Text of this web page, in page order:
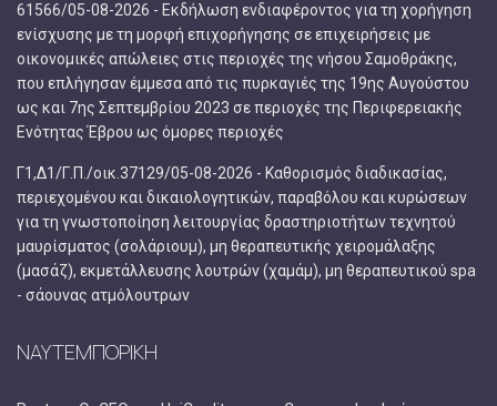
61566/05-08-2026 - Εκδήλωση ενδιαφέροντος για τη χορήγηση
ενίσχυσης με τη μορφή επιχορήγησης σε επιχειρήσεις με
οικονομικές απώλειες στις περιοχές της νήσου Σαμοθράκης,
που επλήγησαν έμμεσα από τις πυρκαγιές της 19ης Αυγούστου
ως και 7ης Σεπτεμβρίου 2023 σε περιοχές της Περιφερειακής
Ενότητας Έβρου ως όμορες περιοχές
Γ1,Δ1/Γ.Π./οικ.37129/05-08-2026 - Καθορισμός διαδικασίας,
περιεχομένου και δικαιολογητικών, παραβόλου και κυρώσεων
για τη γνωστοποίηση λειτουργίας δραστηριοτήτων τεχνητού
μαυρίσματος (σολάριουμ), μη θεραπευτικής χειρομάλαξης
(μασάζ), εκμετάλλευσης λουτρών (χαμάμ), μη θεραπευτικού spa
- σάουνας ατμόλουτρων
ΝΑΥΤΕΜΠΟΡΙΚΗ